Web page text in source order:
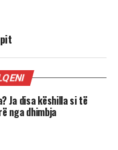
Ja disa këshilla si të
nga dhimbja